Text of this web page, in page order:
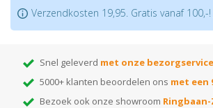
Je bevestigt deze plint metlijmof eenonzichtbaar
Let op:houd rekening met +/- 5% snijverlies tijdens
Verzendkosten 19,95. Gratis vanaf 100,-!
Snel geleverd met onze
5000+ klanten beoordelen ons met een
Bezoek ook onze showroom